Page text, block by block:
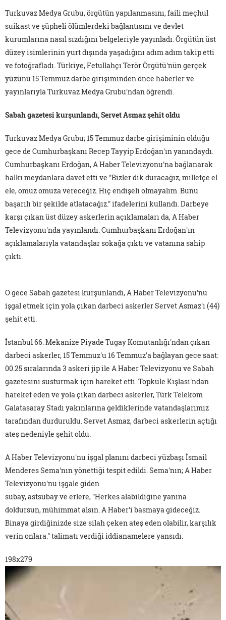
Turkuvaz Medya Grubu, örgütün yapılanmasını, faili meçhul
suikast ve şüpheli ölümlerdeki bağlantısını ve devlet
kurumlarına nasıl sızdığını belgeleriyle yayınladı. Örgütün üst
düzey isimlerinin yurt dışında yaşadığını adım adım takip etti
ve fotoğrafladı. Türkiye, Fetullahçı Terör Örgütü'nün gerçek
yüzünü 15 Temmuz darbe girişiminden önce haberler ve
yayınlarıyla Turkuvaz Medya Grubu'ndan öğrendi.
Sabah gazetesi kurşunlandı, Servet Asmaz şehit oldu
Turkuvaz Medya Grubu; 15 Temmuz darbe girişiminin olduğu
gece de Cumhurbaşkanı Recep Tayyip Erdoğan'ın yanındaydı.
Cumhurbaşkanı Erdoğan, A Haber Televizyonu'na bağlanarak
halkı meydanlara davet etti ve "Bizler dik duracağız, milletçe el
ele, omuz omuza vereceğiz. Hiç endişeli olmayalım. Bunu
başarılı bir şekilde atlatacağız." ifadelerini kullandı. Darbeye
karşı çıkan üst düzey askerlerin açıklamaları da, A Haber
Televizyonu'nda yayınlandı. Cumhurbaşkanı Erdoğan'ın
açıklamalarıyla vatandaşlar sokağa çıktı ve vatanına sahip
çıktı.
O gece Sabah gazetesi kurşunlandı, A Haber Televizyonu'nu
işgal etmek için yola çıkan darbeci askerler Servet Asmaz'ı (44)
şehit etti.
İstanbul 66. Mekanize Piyade Tugay Komutanlığı'ndan çıkan
darbeci askerler, 15 Temmuz'u 16 Temmuz'a bağlayan gece saat:
00.25 sıralarında 3 askeri jip ile A Haber Televizyonu ve Sabah
gazetesini susturmak için hareket etti. Topkule Kışlası'ndan
hareket eden ve yola çıkan darbeci askerler, Türk Telekom
Galatasaray Stadı yakınlarına geldiklerinde vatandaşlarımız
tarafından durduruldu. Servet Asmaz, darbeci askerlerin açtığı
ateş nedeniyle şehit oldu.
A Haber Televizyonu'nu işgal planını darbeci yüzbaşı İsmail
Menderes Sema'nın yönettiği tespit edildi. Sema'nın; A Haber
Televizyonu'nu işgale giden
subay, astsubay ve erlere, "Herkes alabildiğine yanına
doldursun, mühimmat alsın. A Haber'i basmaya gideceğiz.
Binaya girdiğinizde size silah çeken ateş eden olabilir, karşılık
verin onlara." talimatı verdiği iddianamelere yansıdı.
198x279